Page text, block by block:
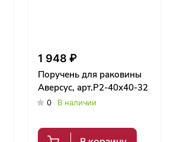
1 948 ₽
Поручень для раковины
Аверсус, арт.Р2-40х40-32
0 В наличии